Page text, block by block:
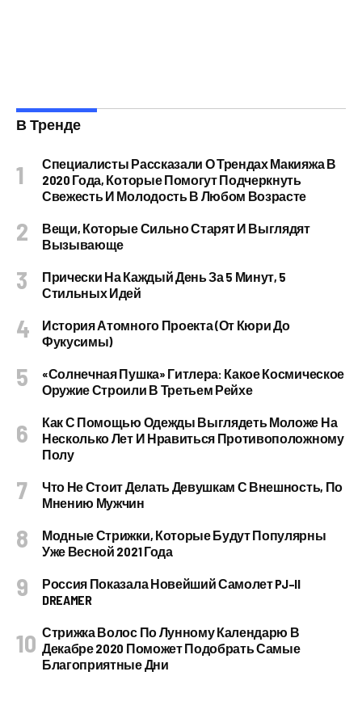
В Тренде
Специалисты Рассказали О Трендах Макияжа В
2020 Года, Которые Помогут Подчеркнуть
Свежесть И Молодость В Любом Возрасте
Вещи, Которые Сильно Старят И Выглядят
Вызывающе
Прически На Каждый День За 5 Минут, 5
Стильных Идей
История Атомного Проекта (от Кюри До
Фукусимы)
«Солнечная Пушка» Гитлера: Какое Космическое
Оружие Строили В Третьем Рейхе
Как С Помощью Одежды Выглядеть Моложе На
Несколько Лет И Нравиться Противоположному
Полу
Что Не Стоит Делать Девушкам С Внешность, По
Мнению Мужчин
Модные Стрижки, Которые Будут Популярны
Уже Весной 2021 Года
Россия Показала Новейший Самолет PJ–II
DREAMER
Стрижка Волос По Лунному Календарю В
Декабре 2020 Поможет Подобрать Самые
Благоприятные Дни